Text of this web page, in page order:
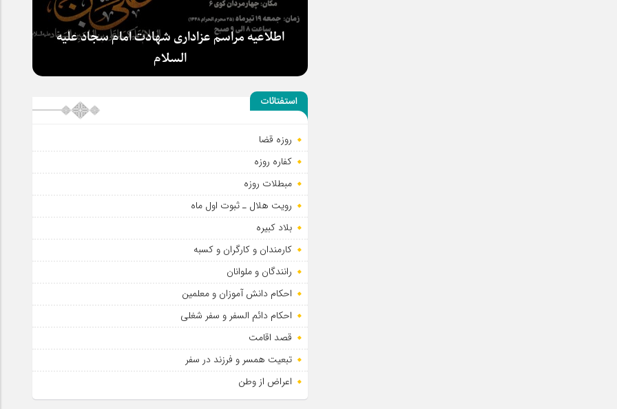
اطلاعیه مراسم عزاداری شهادت امام سجاد علیه
السلام
استفتائات
روزه قضا
کفاره روزه
مبطلات روزه
رویت هلال ـ ثبوت اول ماه
بلاد کبیره
کارمندان و کارگران و کسبه
رانندگان و ملوانان
احکام دانش آموزان و معلمین
احکام دائم السفر و سفر شغلی
قصد اقامت
تبعیت همسر و فرزند در سفر
اعراض از وطن